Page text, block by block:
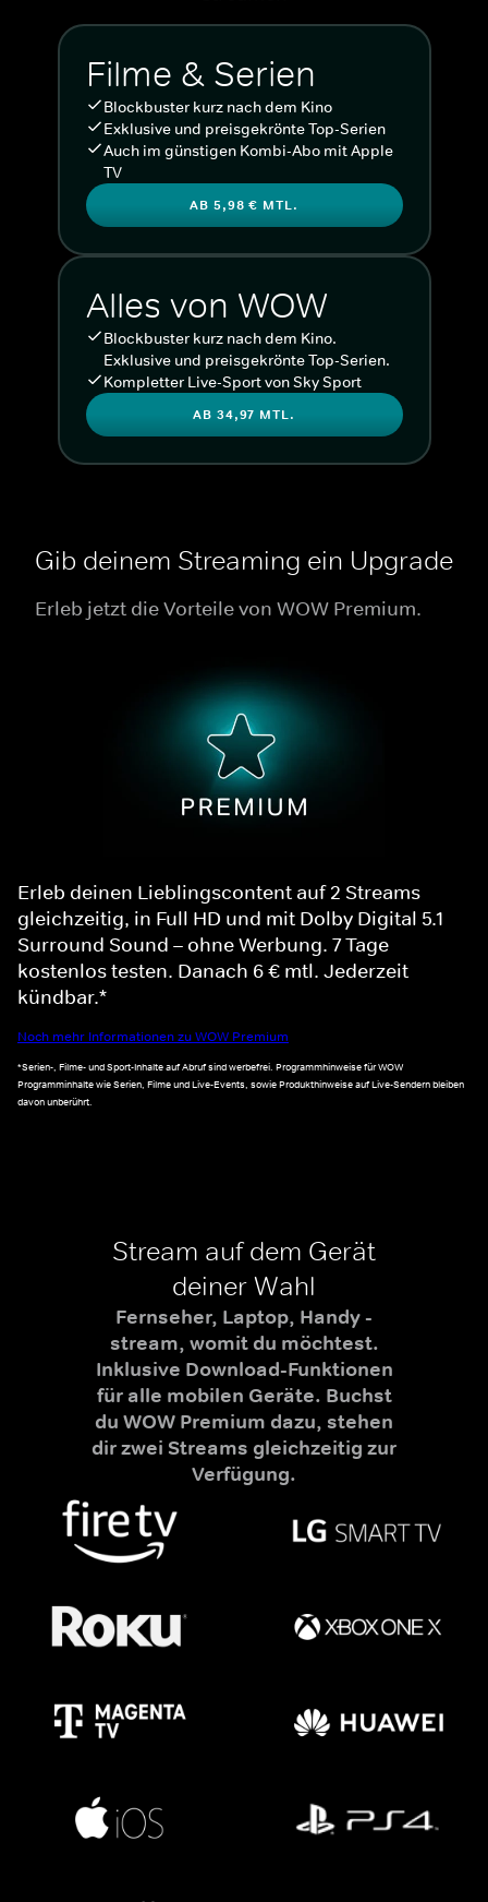
Filme & Serien
Blockbuster kurz nach dem Kino
Exklusive und preisgekrönte Top-Serien
Auch im günstigen Kombi-Abo mit Apple
TV
AB 5,98 € MTL.
Alles von WOW
Blockbuster kurz nach dem Kino.
Exklusive und preisgekrönte Top-Serien.
Kompletter Live-Sport von Sky Sport
AB 34,97 MTL.
Gib deinem Streaming ein Upgrade
Erleb jetzt die Vorteile von WOW Premium.
Erleb deinen Lieblingscontent auf 2 Streams
gleichzeitig, in Full HD und mit Dolby Digital 5.1
Surround Sound – ohne Werbung. 7 Tage
kostenlos testen. Danach 6 € mtl. Jederzeit
kündbar.*
Noch mehr Informationen zu WOW Premium
*Serien-, Filme- und Sport-Inhalte auf Abruf sind werbefrei. Programmhinweise für WOW
Programminhalte wie Serien, Filme und Live-Events, sowie Produkthinweise auf Live-Sendern bleiben
davon unberührt.
Stream auf dem Gerät
deiner Wahl
Fernseher, Laptop, Handy -
stream, womit du möchtest.
Inklusive Download-Funktionen
für alle mobilen Geräte. Buchst
du WOW Premium dazu, stehen
dir zwei Streams gleichzeitig zur
Verfügung.